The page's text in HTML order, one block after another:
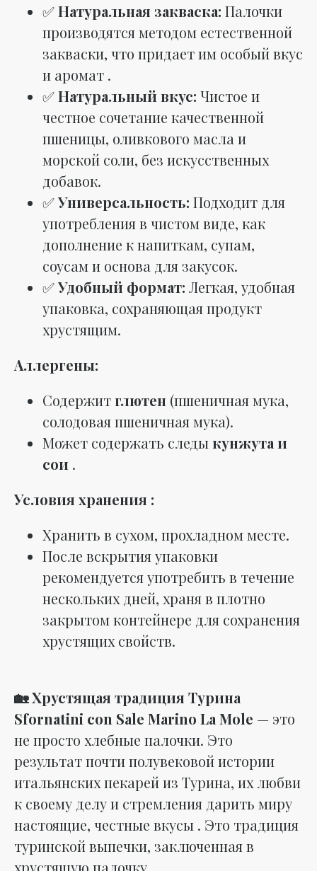
✅Натуральная закваска: Палочки
производятся методом естественной
закваски, что придает им особый вкус
и аромат .
✅Натуральный вкус: Чистое и
честное сочетание качественной
пшеницы, оливкового масла и
морской соли, без искусственных
добавок.
✅Универсальность: Подходит для
употребления в чистом виде, как
дополнение к напиткам, супам,
соусам и основа для закусок.
✅Удобный формат: Легкая, удобная
упаковка, сохраняющая продукт
хрустящим.
Аллергены:
Содержит глютен (пшеничная мука,
солодовая пшеничная мука).
Может содержать следыкунжута и
сои .
Условия хранения :
Хранить в сухом, прохладном месте.
После вскрытия упаковки
рекомендуется употребить в течение
нескольких дней, храня в плотно
закрытом контейнере для сохранения
хрустящих свойств.
🏡 Хрустящая традиция Турина
Sfornatini con Sale Marino La Mole — это
не просто хлебные палочки. Это
результат почти полувековой истории
итальянских пекарей из Турина, их любви
к своему делу и стремления дарить миру
настоящие, честные вкусы . Это традиция
туринской выпечки, заключенная в
хрустящую палочку.